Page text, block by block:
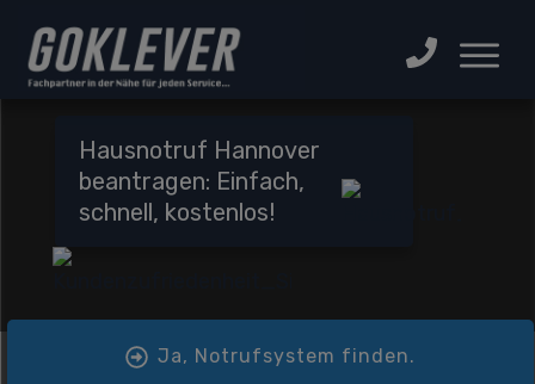
Hausnotruf Hannover
beantragen: Einfach,
schnell, kostenlos!
Ja, Notrufsystem finden.